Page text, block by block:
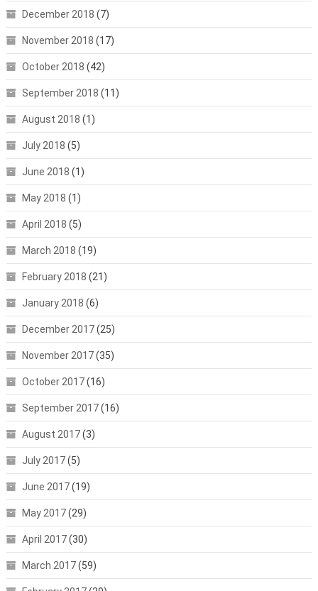
December 2018 (7)
November 2018 (17)
October 2018 (42)
September 2018 (11)
August 2018 (1)
July 2018 (5)
June 2018 (1)
May 2018 (1)
April 2018 (5)
March 2018 (19)
February 2018 (21)
January 2018 (6)
December 2017(25)
November 2017(35)
October 2017(16)
September 2017(16)
August 2017(3)
July 2017(5)
June 2017(19)
May 2017(29)
April 2017(30)
March 2017(59)